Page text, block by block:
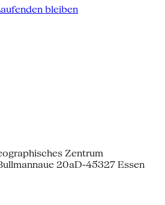
bleiben
Zentrum
20aD-45327 Essen